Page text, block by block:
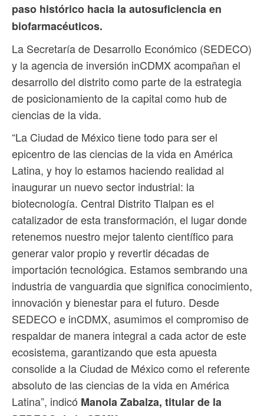
paso histórico hacia la autosuficiencia en
biofarmacéuticos.
La Secretaría de Desarrollo Económico (SEDECO)
y la agencia de inversión inCDMX acompañan el
desarrollo del distrito como parte de la estrategia
de posicionamiento de la capital como hub de
ciencias de la vida.
“La Ciudad de México tiene todo para ser el
epicentro de las ciencias de la vida en América
Latina, y hoy lo estamos haciendo realidad al
inaugurar un nuevo sector industrial: la
biotecnología. Central Distrito Tlalpan es el
catalizador de esta transformación, el lugar donde
retenemos nuestro mejor talento científico para
generar valor propio y revertir décadas de
importación tecnológica. Estamos sembrando una
industria de vanguardia que significa conocimiento,
innovación y bienestar para el futuro. Desde
SEDECO e inCDMX, asumimos el compromiso de
respaldar de manera integral a cada actor de este
ecosistema, garantizando que esta apuesta
consolide a la Ciudad de México como el referente
absoluto de las ciencias de la vida en América
Latina”, indicó Manola Zabalza, titular de la